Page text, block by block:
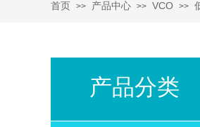
首页 >> 产品中心 >> VCO >>
产品分类